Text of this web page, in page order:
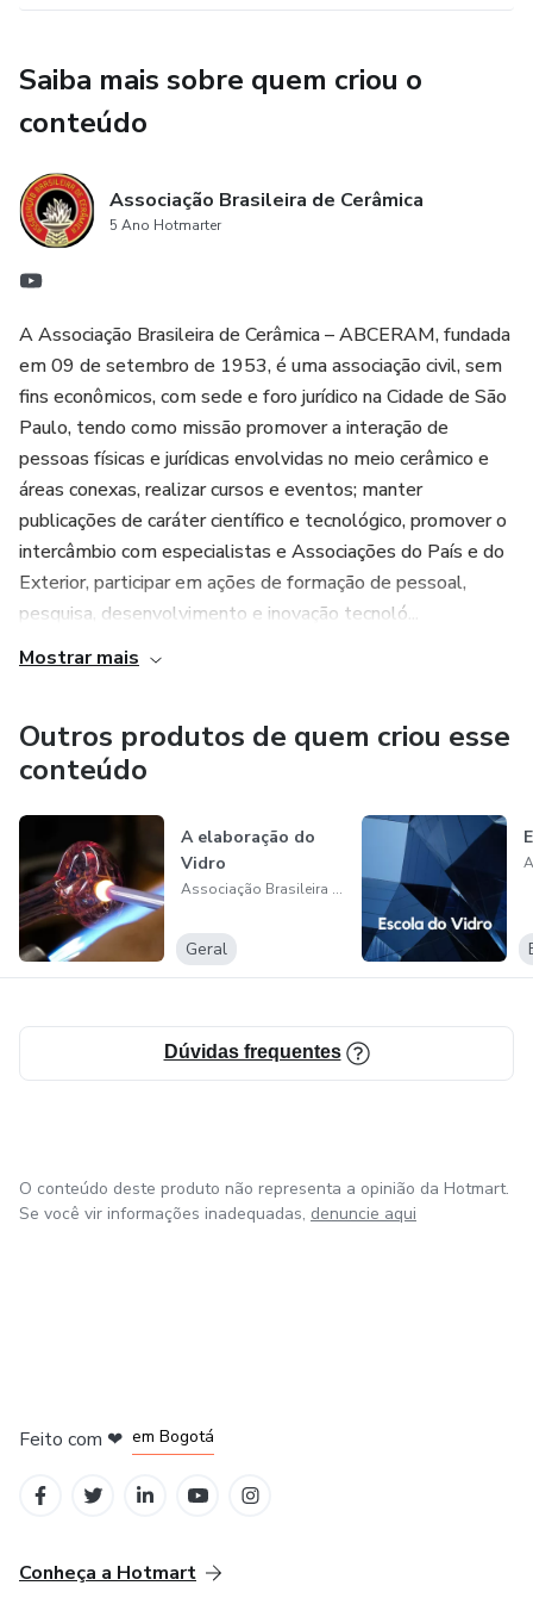
Saiba mais sobre quem criou o
conteúdo
Associação Brasileira de Cerâmica
5 Ano Hotmarter
A Associação Brasileira de Cerâmica – ABCERAM, fundada
em 09 de setembro de 1953, é uma associação civil, sem
fins econômicos, com sede e foro jurídico na Cidade de São
Paulo, tendo como missão promover a interação de
pessoas físicas e jurídicas envolvidas no meio cerâmico e
áreas conexas, realizar cursos e eventos; manter
publicações de caráter científico e tecnológico, promover o
intercâmbio com especialistas e Associações do País e do
Exterior, participar em ações de formação de pessoal,
pesquisa, desenvolvimento e inovação tecnoló...
Mostrar mais
Outros produtos de quem criou esse
conteúdo
A elaboração do
Vidro
Associação Brasileira de Cerâmica
Geral
Dúvidas frequentes
O conteúdo deste produto não representa a opinião da Hotmart.
Se você vir informações inadequadas, denuncie aqui
Feito com ❤ em Bogotá
Conheça a Hotmart